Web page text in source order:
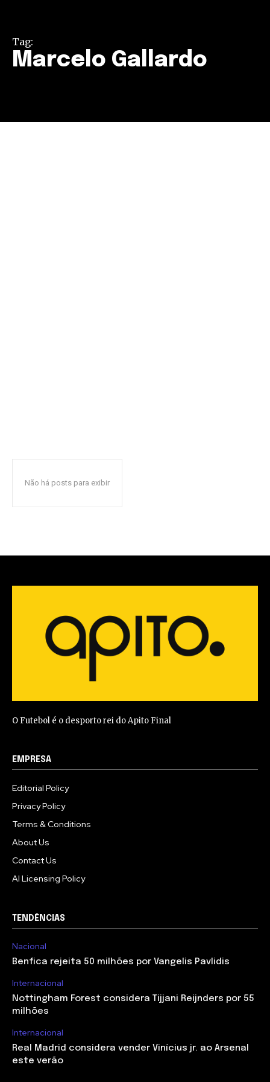
Tag:
Marcelo Gallardo
Não há posts para exibir
O Futebol é o desporto rei do Apito Final
EMPRESA
Editorial Policy
Privacy Policy
Terms & Conditions
About Us
Contact Us
AI Licensing Policy
TENDÊNCIAS
Nacional
Benfica rejeita 50 milhões por Vangelis Pavlidis
Internacional
Nottingham Forest considera Tijjani Reijnders por 55
milhões
Internacional
Real Madrid considera vender Vinícius jr. ao Arsenal
este verão